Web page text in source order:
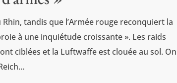
tandis que l’Armée rouge reconquiert la
à une inquiétude croissante ». Les raids
ciblées et la Luftwaffe est clouée au sol. On